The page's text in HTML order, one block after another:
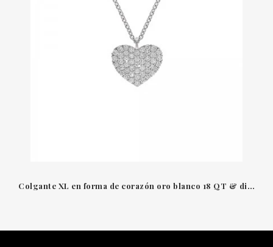
Colgante XL en forma de corazón oro blanco 18 QT & diamantes Amore Leo Pizzo